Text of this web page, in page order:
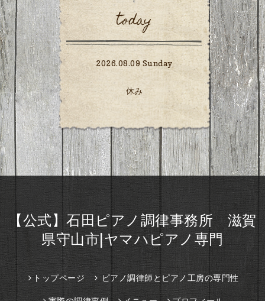
today
2026.08.09 Sunday
休み
【公式】石田ピアノ調律事務所 滋賀
県守山市|ヤマハピアノ専門
トップページ ピアノ調律師とピアノ工房の専門性